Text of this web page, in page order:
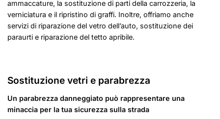
ammaccature, la sostituzione di parti della carrozzeria, la
verniciatura e il ripristino di graffi. Inoltre, offriamo anche
servizi di riparazione del vetro dell’auto, sostituzione dei
paraurti e riparazione del tetto apribile.
Sostituzione vetri e parabrezza
Un parabrezza danneggiato può rappresentare una
minaccia per la tua sicurezza sulla strada